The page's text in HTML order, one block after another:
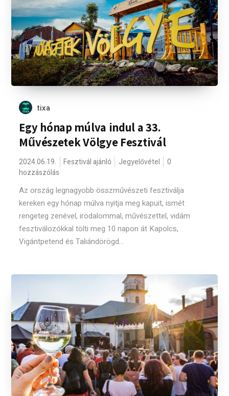
tixa
Egy hónap múlva indul a 33.
Művészetek Völgye Fesztivál
2024.06.19. Fesztivál ajánló Jegyelővétel
0
hozzászólás
Az ország legnagyobb összművészeti fesztiválja
kereken egy hónap múlva nyitja meg kapuit, ismét
rengeteg zenével, irodalommal, művészettel, vidám
fesztiválozókkal tölti meg 10 napon át Kapolcs,
Vigántpetend és Taliándörögd...